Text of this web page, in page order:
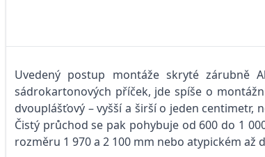
Uvedený postup montáže skryté zárubně
sádrokartonových příček, jde spíše o
dvouplášťový – vyšší a širší o jeden
Čistý průchod se pak pohybuje od 600 do 1
rozměru 1 970 a 2 100 mm nebo atypickém